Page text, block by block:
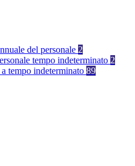
del personale 2
tempo indeterminato 2
tempo indeterminato 89